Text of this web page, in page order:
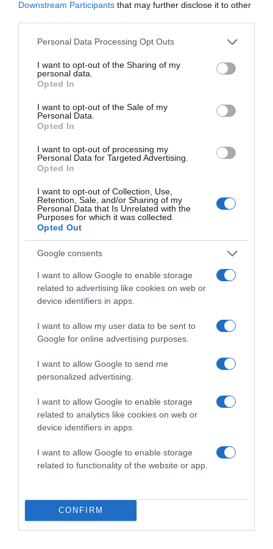
Downstream Participants that may further disclose it to other
Please note that this website/app uses one or more Google
not limited to your visit or usage behaviour. You may click to
grant or deny consent to Google and its third-party tags to
use your data for below specified purposes in below Google
consent section.
Personal Data Processing Opt Outs
I want to opt-out of the Sharing of my
personal data.
Opted In
I want to opt-out of the Sale of my
Personal Data.
Opted In
I want to opt-out of processing my
Personal Data for Targeted Advertising.
Opted In
I want to opt-out of Collection, Use,
Retention, Sale, and/or Sharing of my
Personal Data that Is Unrelated with the
Purposes for which it was collected.
Opted Out
Google consents
I want to allow Google to enable storage
related to advertising like cookies on web or
device identifiers in apps.
I want to allow my user data to be sent to
Google for online advertising purposes.
I want to allow Google to send me
personalized advertising.
I want to allow Google to enable storage
related to analytics like cookies on web or
device identifiers in apps.
I want to allow Google to enable storage
related to functionality of the website or app.
CONFIRM
közvetlen súrlódást, így teljesen minimálisra csökkenti a
vízhólyagok kialakulásának az esélyét. Valódi bőrcipők
balzsammal is átkenni a felületet, mivel a forró levegő
kiszáríthatja a természetes rostokat, a hidratálás viszont
segít hosszú távon is megőrizni a lábbeli rugalmasságát
és fényét.
Fontos újdonságok a cipőápolásban
A legfrissebb anyagtechnológiai vizsgálatok kimutatták,
hogy a modern, teljesen szintetikus és vegán bőrből
készült cipők molekuláris szerkezete jóval magasabb
hőmérsékleten válik csak formázhatóvá, mint a valódi
igénybe vehet a tartós eredmény érdekében.
A cipők tágítását a legoptimálisabb a késő délutáni vagy
esti órákra időzíteni, mivel a lábfej a napi terheléstől
ilyenkor természetes módon akár 5-8%-kal is
megduzzad, így garantált, hogy a lábbeli a
legkritikusabb, legfáradtabb állapotunkban sem fog
szorítani.
Korábbi bejegyzések
HASONLÓ BEJEGYZÉSEK